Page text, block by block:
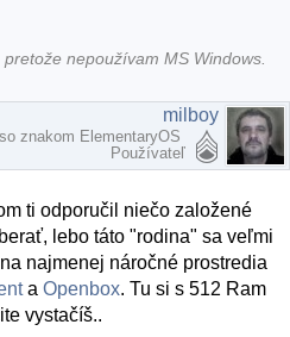
nepoužívam MS Windows.
milboy
znakom ElementaryOS
Používateľ
ti odporučil niečo založené
lebo táto "rodina" sa veľmi
najmenej náročné prostredia
aOpenbox. Tu si s 512 Ram
vystačíš..